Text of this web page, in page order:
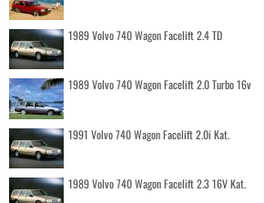
1989 Volvo 740 Wagon Facelift 2.4 TD
1989 Volvo 740 Wagon Facelift 2.0 Turbo 16v
1991 Volvo 740 Wagon Facelift 2.0i Kat.
1989 Volvo 740 Wagon Facelift 2.3 16V Kat.